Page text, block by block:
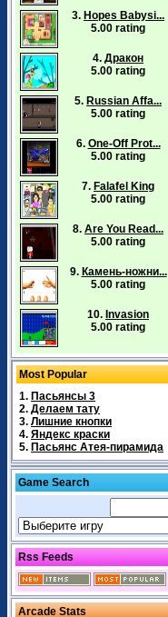
3. Hopes Babysi...
5.00 rating
4. Дракон
5.00 rating
5. Russian Affa...
5.00 rating
6. One-Off Prot...
5.00 rating
7. Falafel King
5.00 rating
8. Are You Read...
5.00 rating
9. Камень-ножни...
5.00 rating
10. Invasion
5.00 rating
Most Popular
1. Пасьянсы 3
2. Делаем тату
3. Лишние кнопки
4. Яндекс краски
5. Пасьянс Атея-пирамида
Game Search
Rss Feeds
Arcade Stats